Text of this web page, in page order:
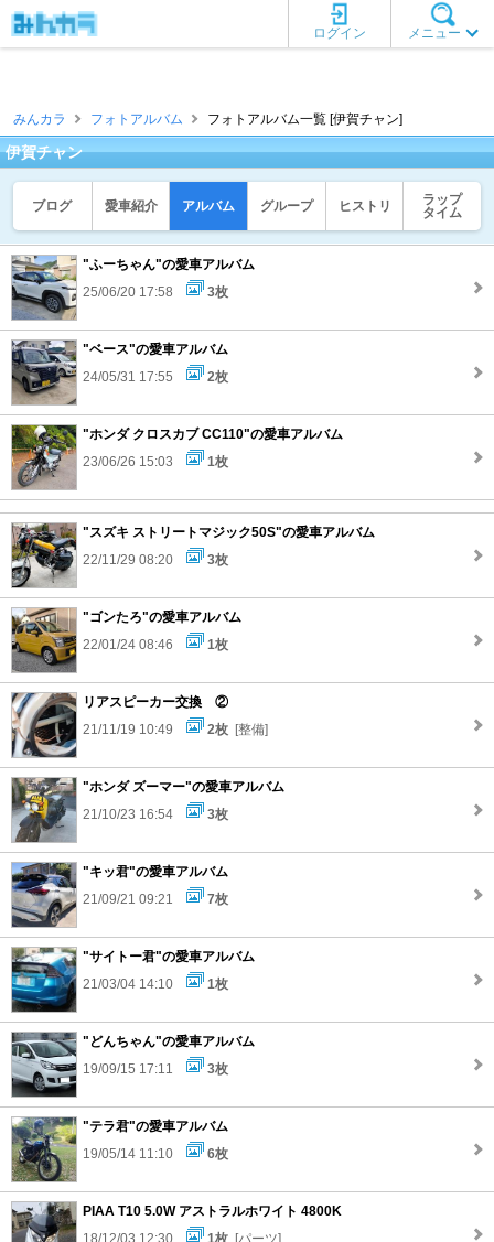
メニュー
ログイン
みんカラ フォトアルバム フォトアルバム一覧 [伊賀チャン]
伊賀チャン
ブログ 愛車紹介 アルバム グループ ヒストリ
ラップ
タイム
"ふーちゃん"の愛車アルバム
25/06/20 17:58
3枚
"ベース"の愛車アルバム
24/05/31 17:55
2枚
"ホンダ クロスカブ CC110"の愛車アルバム
23/06/26 15:03
1枚
"スズキ ストリートマジック50S"の愛車アルバム
22/11/29 08:20
3枚
"ゴンたろ"の愛車アルバム
22/01/24 08:46
1枚
リアスピーカー交換 ②
21/11/19 10:49
2枚 [整備]
"ホンダ ズーマー"の愛車アルバム
21/10/23 16:54
3枚
"キッ君"の愛車アルバム
21/09/21 09:21
7枚
"サイトー君"の愛車アルバム
21/03/04 14:10
1枚
"どんちゃん"の愛車アルバム
19/09/15 17:11
3枚
"テラ君"の愛車アルバム
19/05/14 11:10
6枚
PIAA T10 5.0W アストラルホワイト 4800K
18/12/03 12:30
1枚 [パーツ]